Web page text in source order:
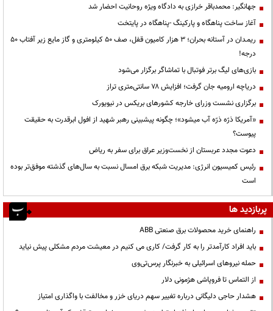
جهانگیر: محمدباقر خرازی به دادگاه ویژه روحانیت احضار شد
آغاز ساخت پناهگاه و پارکینگ -پناهگاه در پایتخت
ریمـدان در آستانه بحران؛ ۳ هزار کامیون قفل، صف ۵۰ کیلومتری و گاز مایع زیر آفتاب ۵۰
درجه!
بازی‌های لیگ برتر فوتبال با تماشاگر برگزار می‌شود
دریاچه ارومیه جان گرفت؛ افزایش ۷۸ سانتی‌متری تراز
برگزاری نشست وزرای خارجه کشورهای بریکس در نیویورک
«آمریکا ذرّه ذرّه آب میشود»؛ چگونه پیشبینی رهبر شهید از افول ابرقدرت به حقیقت
پیوست؟
دعوت مجدد عربستان از نخست‌وزیر عراق برای سفر به ریاض
رئیس کمیسیون انرژی: مدیریت شبکه برق امسال نسبت به سال‌های گذشته موفق‌تر بوده
است
پربازدید ها
راهنمای خرید محصولات برق صنعتی ABB
باید افراد کارآمدتر را به کار گرفت/ کاری می کنیم در معیشت مردم مشکلی پیش نیاید
حمله نیروهای اسرائیلی به خبرنگار پرس‌تی‌وی
از التماس تا فروپاشی هژمونی دلار
هشدار حاجی دلیگانی درباره تغییر سهم دریای خزر و مخالفت با واگذاری امتیاز